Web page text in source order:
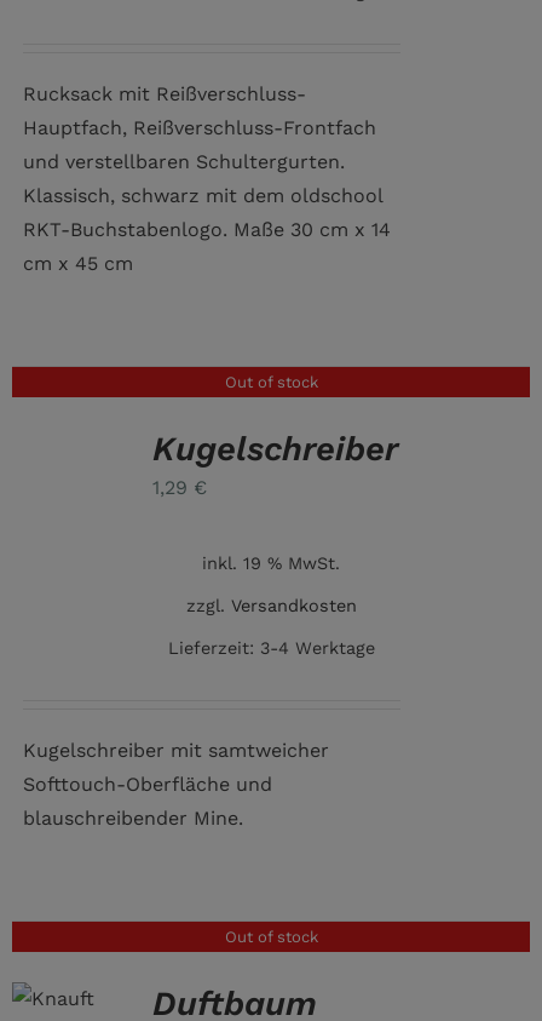
Rucksack mit Reißverschluss-
Hauptfach, Reißverschluss-Frontfach
und verstellbaren Schultergurten.
Klassisch, schwarz mit dem oldschool
RKT-Buchstabenlogo. Maße 30 cm x 14
cm x 45 cm
Out of stock
Kugelschreiber
1,29 €
inkl. 19 % MwSt.
zzgl. Versandkosten
Lieferzeit: 3-4 Werktage
Kugelschreiber mit samtweicher
Softtouch-Oberfläche und
blauschreibender Mine.
Out of stock
Duftbaum